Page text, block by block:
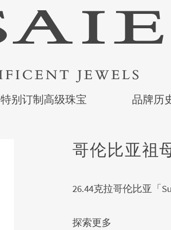
特别订制高级珠宝 品牌历
哥伦比亚祖
26.44克拉哥伦比亚「
探索更多